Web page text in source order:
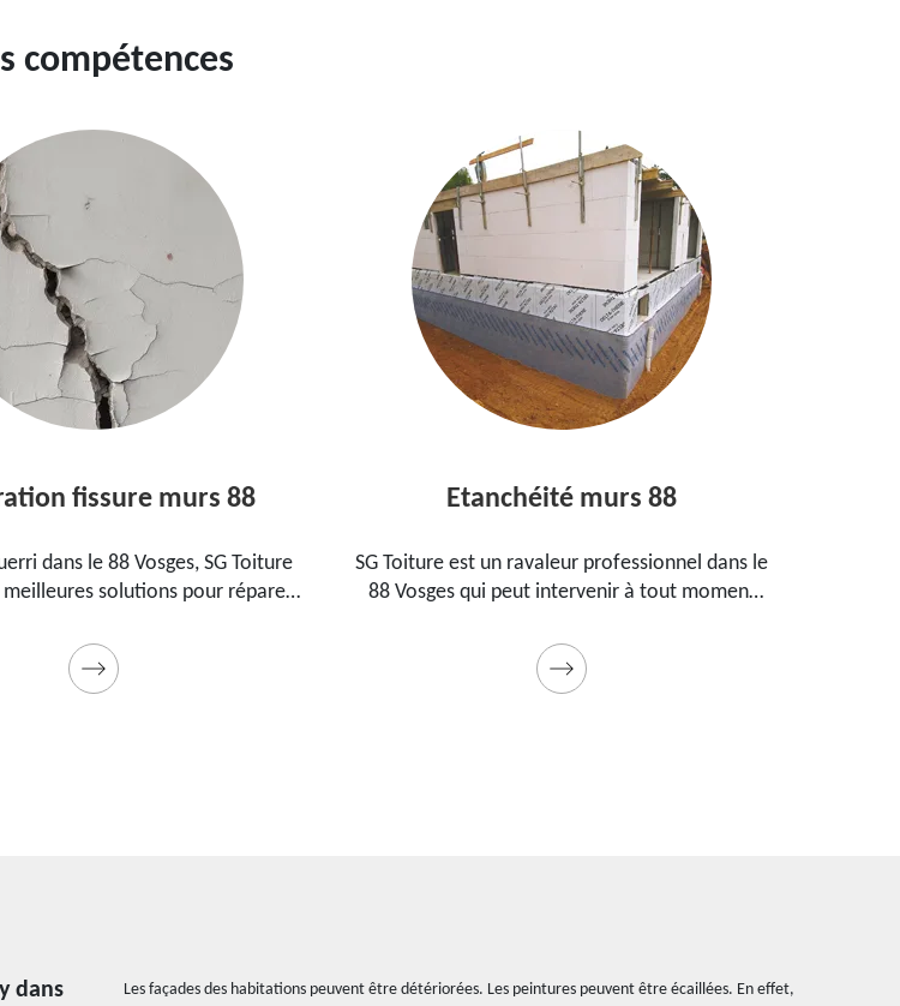
compétences
fissure murs 88
dans le 88 Vosges, SG Toiture
solutions pour réparer
matériels professionnels. Travaux
garantis décennaux
Etanchéité murs 88
SG Toiture est un ravaleur professionnel dans le
88 Vosges qui peut intervenir à tout moment
pas cher pour ce faire
dans
Les façades des habitations peuvent être détériorées. Les peintures peuvent être écaillées. En effet,